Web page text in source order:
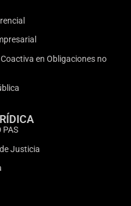
en Obligaciones no
PAS
Justicia